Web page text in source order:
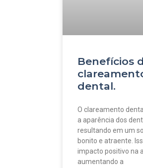
Benefícios
dental.
O clareamento
a aparência dos
resultando em um
bonito e atraente.
impacto positivo na
aumentando a